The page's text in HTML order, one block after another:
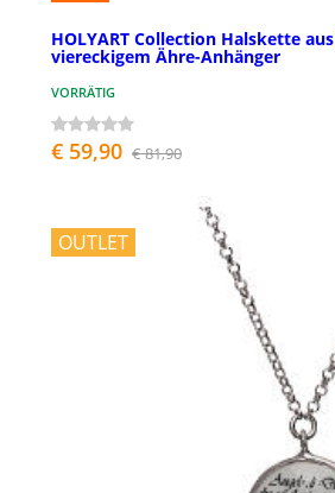
HOLYART Collection Halskette
viereckigem Ähre-Anhänger
VORRÄTIG
€ 59,90 € 81,90
OUTLET